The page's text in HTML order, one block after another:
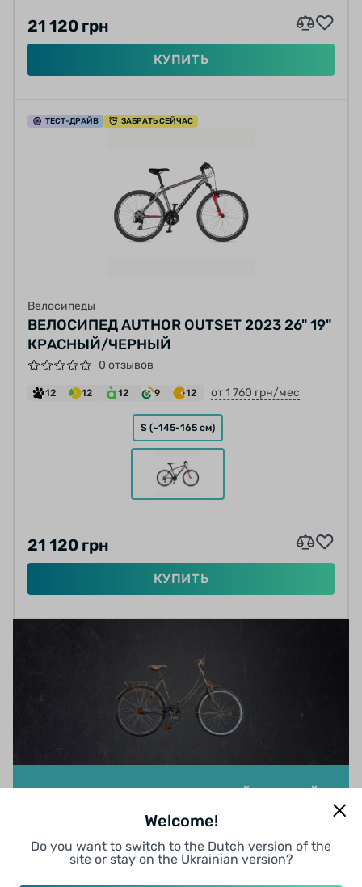
21 120 грн
КУПИТЬ
ТЕСТ-ДРАЙВ ЗАБРАТЬ СЕЙЧАС
Велосипеды
ВЕЛОСИПЕД AUTHOR OUTSET 2023 26" 19"
КРАСНЫЙ/ЧЕРНЫЙ
0 отзывов
12 12 12 9 12 от 1 760 грн/мес
S (~145-165 см)
21 120 грн
КУПИТЬ
А ХОЧЕШЬ ОБМЕНЯТЬ СВОЙ СТАРЫЙ
ВЕЛ?
Услуга Trade-In от Facebike. Оставляй свой
старый вел у нас, а новый забирай с собой
Welcome!
Do you want to switch to the Dutch version of the
site or stay on the Ukrainian version?